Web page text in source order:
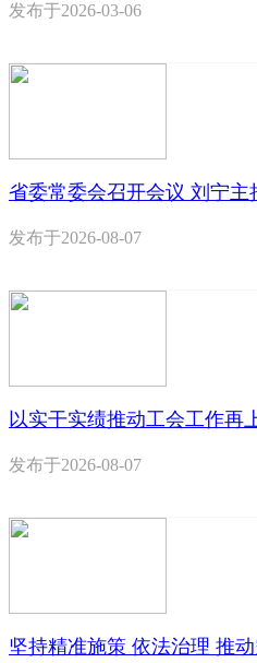
发布于2026-03-06
省委常委会召开会议 刘宁主
发布于2026-08-07
以实干实绩推动工会工作再
发布于2026-08-07
坚持精准施策 依法治理 推